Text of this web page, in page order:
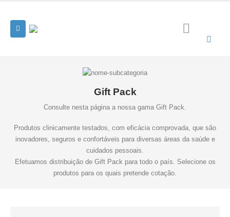
Gift Pack
Consulte nesta página a nossa gama Gift Pack.
Produtos clinicamente testados, com eficácia comprovada, que são
inovadores, seguros e confortáveis para diversas áreas da saúde e
cuidados pessoais.
Efetuamos distribuição de Gift Pack para todo o país. Selecione os
produtos para os quais pretende cotação.